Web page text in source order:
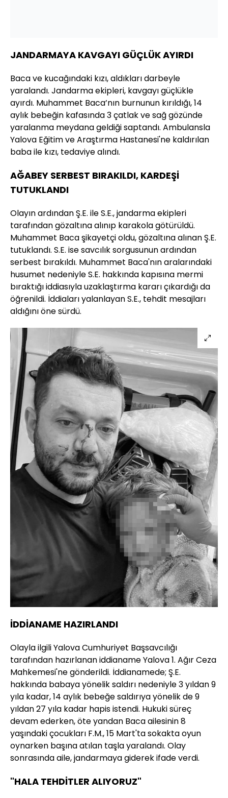
JANDARMAYA KAVGAYI GÜÇLÜK AYIRDI
Baca ve kucağındaki kızı, aldıkları darbeyle
yaralandı. Jandarma ekipleri, kavgayı güçlükle
ayırdı. Muhammet Baca’nın burnunun kırıldığı, 14
aylık bebeğin kafasında 3 çatlak ve sağ gözünde
yaralanma meydana geldiği saptandı. Ambulansla
Yalova Eğitim ve Araştırma Hastanesi'ne kaldırılan
baba ile kızı, tedaviye alındı.
AĞABEY SERBEST BIRAKILDI, KARDEŞİ
TUTUKLANDI
Olayın ardından Ş.E. ile S.E., jandarma ekipleri
tarafından gözaltına alınıp karakola götürüldü.
Muhammet Baca şikayetçi oldu, gözaltına alınan Ş.E.
tutuklandı. S.E. ise savcılık sorgusunun ardından
serbest bırakıldı. Muhammet Baca'nın aralarındaki
husumet nedeniyle S.E. hakkında kapısına mermi
bıraktığı iddiasıyla uzaklaştırma kararı çıkardığı da
öğrenildi. İddiaları yalanlayan S.E., tehdit mesajları
aldığını öne sürdü.
İDDİANAME HAZIRLANDI
Olayla ilgili Yalova Cumhuriyet Başsavcılığı
tarafından hazırlanan iddianame Yalova 1. Ağır Ceza
Mahkemesi'ne gönderildi. İddianamede; Ş.E.
hakkında babaya yönelik saldırı nedeniyle 3 yıldan 9
yıla kadar, 14 aylık bebeğe saldırıya yönelik de 9
yıldan 27 yıla kadar hapis istendi. Hukuki süreç
devam ederken, öte yandan Baca ailesinin 8
yaşındaki çocukları F.M., 15 Mart'ta sokakta oyun
oynarken başına atılan taşla yaralandı. Olay
sonrasında aile, jandarmaya giderek ifade verdi.
"HALA TEHDİTLER ALIYORUZ"